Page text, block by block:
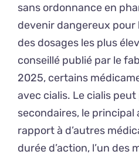
sans ordonnance en
devenir dangereux pour
des dosages les plus
conseillé publié par le
2025, certains
avec cialis. Le cialis
secondaires, le
rapport à d’autres
durée d’action, l’un des